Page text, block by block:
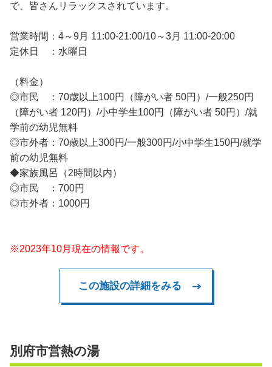
で、皆さんリラックスされています。
営業時間：4～9月 11:00-21:00/10～3月 11:00-20:00
定休日 ：水曜日
（料金）
◎市民 ：70歳以上100円（障がい者 50円）/一般250円
（障がい者 120円）/小中学生100円（障がい者 50円）/就
学前の幼児無料
◎市外者：70歳以上300円/一般300円/小中学生150円/就学
前の幼児無料
◆家族風呂（2時間以内）
◎市民 ：700円
◎市外者：1000円
※2023年10月現在の情報です。
この施設の詳細をみる
別府市営熱の湯